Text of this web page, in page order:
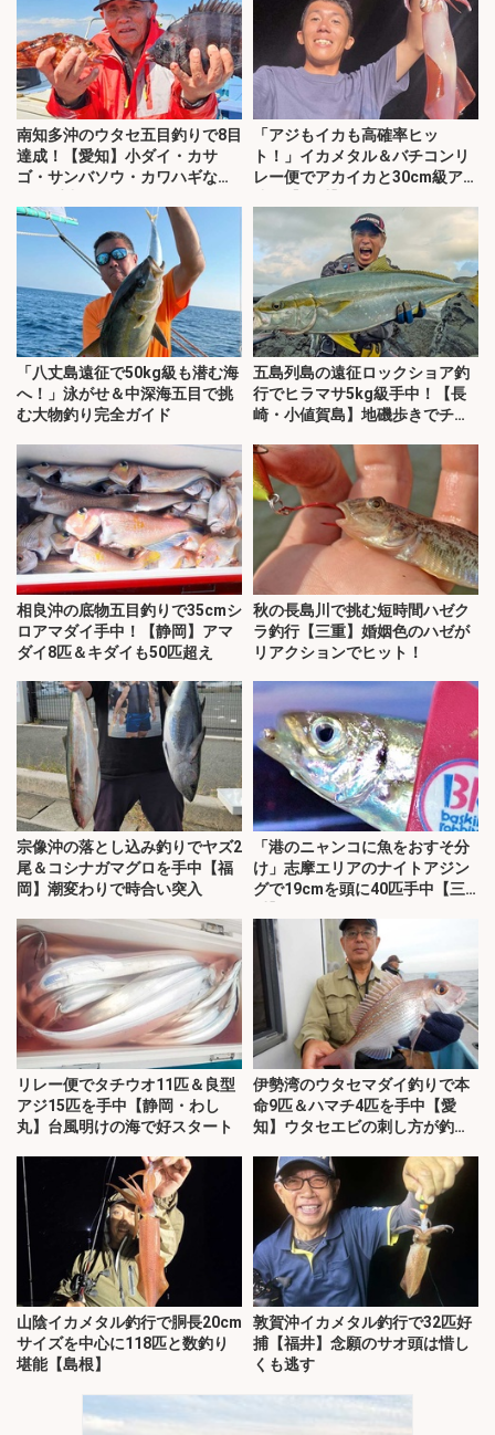
南知多沖のウタセ五目釣りで8目
達成！【愛知】小ダイ・カサ
ゴ・サンバソウ・カワハギなど
「アジもイカも高確率ヒッ
ト！」イカメタル＆バチコンリ
レー便でアカイカと30cm級アジ
「八丈島遠征で50kg級も潜む海
へ！」泳がせ＆中深海五目で挑
む大物釣り完全ガイド
五島列島の遠征ロックショア釣
行でヒラマサ5kg級手中！【長
崎・小値賀島】地磯歩きでチャ
相良沖の底物五目釣りで35cmシ
ロアマダイ手中！【静岡】アマ
ダイ8匹＆キダイも50匹超え
秋の長島川で挑む短時間ハゼク
ラ釣行【三重】婚姻色のハゼが
リアクションでヒット！
宗像沖の落とし込み釣りでヤズ2
尾＆コシナガマグロを手中【福
岡】潮変わりで時合い突入
「港のニャンコに魚をおすそ分
け」志摩エリアのナイトアジン
グで19cmを頭に40匹手中【三
リレー便でタチウオ11匹＆良型
アジ15匹を手中【静岡・わし
丸】台風明けの海で好スタート
伊勢湾のウタセマダイ釣りで本
命9匹＆ハマチ4匹を手中【愛
知】ウタセエビの刺し方が釣果
山陰イカメタル釣行で胴長20cm
サイズを中心に118匹と数釣り
堪能【島根】
敦賀沖イカメタル釣行で32匹好
捕【福井】念願のサオ頭は惜し
くも逃す